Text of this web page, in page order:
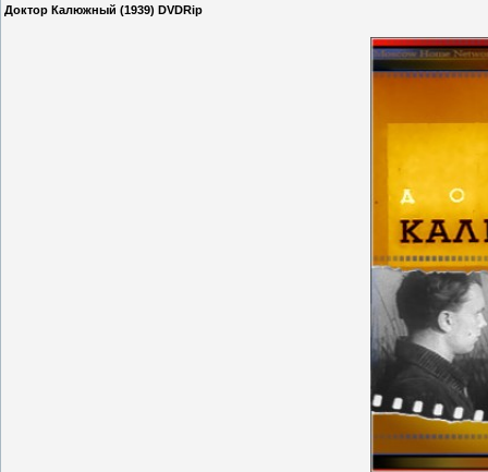
Доктор Калюжный (1939) DVDRip